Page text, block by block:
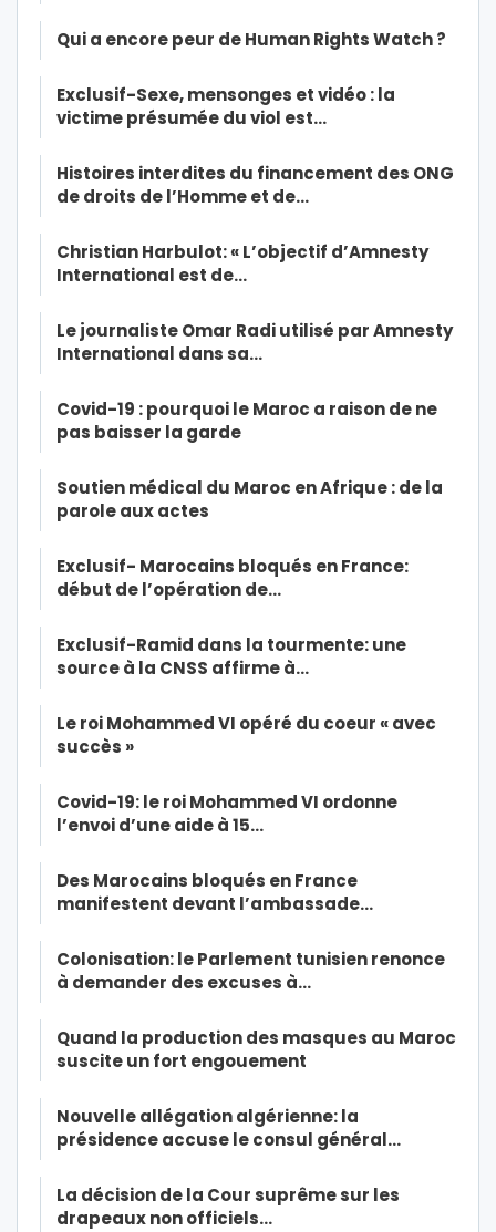
Qui a encore peur de Human Rights Watch ?
Exclusif-Sexe, mensonges et vidéo : la
victime présumée du viol est…
Histoires interdites du financement des ONG
de droits de l’Homme et de…
Christian Harbulot: « L’objectif d’Amnesty
International est de…
Le journaliste Omar Radi utilisé par Amnesty
International dans sa…
Covid-19 : pourquoi le Maroc a raison de ne
pas baisser la garde
Soutien médical du Maroc en Afrique : de la
parole aux actes
Exclusif- Marocains bloqués en France:
début de l’opération de…
Exclusif-Ramid dans la tourmente: une
source à la CNSS affirme à…
Le roi Mohammed VI opéré du coeur « avec
succès »
Covid-19: le roi Mohammed VI ordonne
l’envoi d’une aide à 15…
Des Marocains bloqués en France
manifestent devant l’ambassade…
Colonisation: le Parlement tunisien renonce
à demander des excuses à…
Quand la production des masques au Maroc
suscite un fort engouement
Nouvelle allégation algérienne: la
présidence accuse le consul général…
La décision de la Cour suprême sur les
drapeaux non officiels…